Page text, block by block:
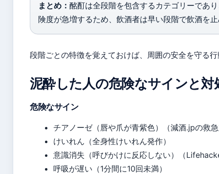
まとめ： 酩酊は全段階を包含するカテゴリーであ
険度が急増するため、飲酒者は早い段階で飲酒を
段階ごとの特徴を覚えておけば、周囲の安全を守る
泥酔した人の危険なサインと対
危険なサイン
チアノーゼ（唇や爪が青紫色）（減酒.jpの救
けいれん（全身性けいれん発作）
意識消失（呼びかけに反応しない）（
呼吸が遅い（1分間に10回未満）